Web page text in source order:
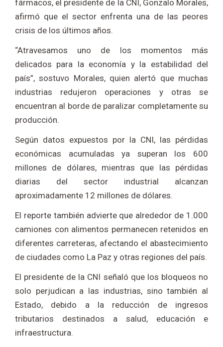
fármacos, el presidente de la CNI, Gonzalo Morales,
afirmó que el sector enfrenta una de las peores
crisis de los últimos años.
“Atravesamos uno de los momentos más
delicados para la economía y la estabilidad del
país”, sostuvo Morales, quien alertó que muchas
industrias redujeron operaciones y otras se
encuentran al borde de paralizar completamente su
producción.
Según datos expuestos por la CNI, las pérdidas
económicas acumuladas ya superan los 600
millones de dólares, mientras que las pérdidas
diarias del sector industrial alcanzan
aproximadamente 12 millones de dólares.
El reporte también advierte que alrededor de 1.000
camiones con alimentos permanecen retenidos en
diferentes carreteras, afectando el abastecimiento
de ciudades como La Paz y otras regiones del país.
El presidente de la CNI señaló que los bloqueos no
solo perjudican a las industrias, sino también al
Estado, debido a la reducción de ingresos
tributarios destinados a salud, educación e
infraestructura.